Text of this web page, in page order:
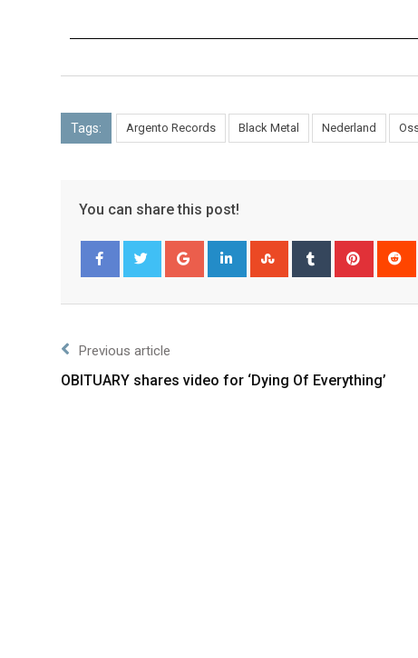
Tags: Argento Records Black Metal Nederland
You can share this post!
Previous article
OBITUARY shares video for ‘Dying Of Everything’